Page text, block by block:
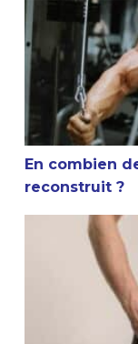
En combien de
En combien
reconstruit ?
La